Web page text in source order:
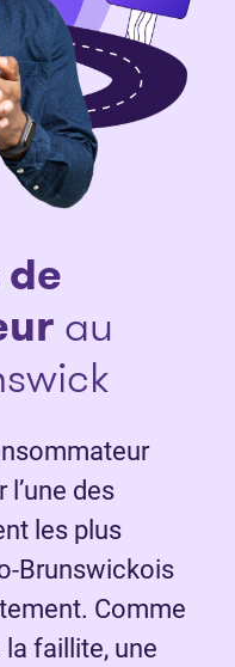
au
des
les plus
Brunswickois
Comme
faillite, une